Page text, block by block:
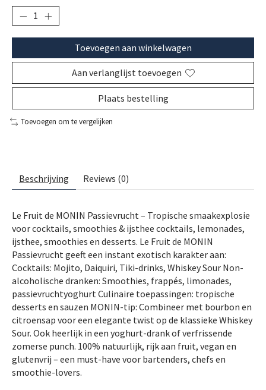
Toevoegen aan winkelwagen
Aan verlanglijst toevoegen
Plaats bestelling
Toevoegen om te vergelijken
Beschrijving Reviews (0)
Le Fruit de MONIN Passievrucht – Tropische smaakexplosie
voor cocktails, smoothies & ijsthee cocktails, lemonades,
ijsthee, smoothies en desserts. Le Fruit de MONIN
Passievrucht geeft een instant exotisch karakter aan:
Cocktails: Mojito, Daiquiri, Tiki-drinks, Whiskey Sour Non-
alcoholische dranken: Smoothies, frappés, limonades,
passievruchtyoghurt Culinaire toepassingen: tropische
desserts en sauzen MONIN-tip: Combineer met bourbon en
citroensap voor een elegante twist op de klassieke Whiskey
Sour. Ook heerlijk in een yoghurt-drank of verfrissende
zomerse punch. 100% natuurlijk, rijk aan fruit, vegan en
glutenvrij – een must-have voor bartenders, chefs en
smoothie-lovers.